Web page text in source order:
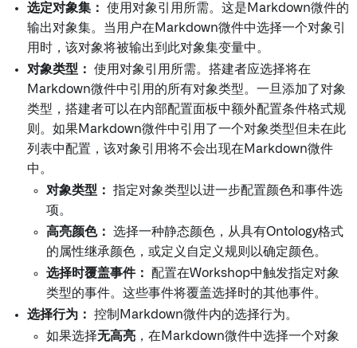
选定对象集：
使用对象引用所需。这是Markdown微件的
输出对象集。当用户在Markdown微件中选择一个对象引
用时，该对象将被输出到此对象集变量中。
对象类型：
使用对象引用所需。搭建者应选择将在
Markdown微件中引用的所有对象类型。一旦添加了对象
类型，搭建者可以在内部配置面板中额外配置条件格式规
则。如果Markdown微件中引用了一个对象类型但未在此
列表中配置，该对象引用将不会出现在Markdown微件
中。
对象类型：
指定对象类型以进一步配置颜色和事件选
项。
高亮颜色：
选择一种静态颜色，从具有Ontology格式
的属性继承颜色，或定义自定义规则以确定颜色。
选择时覆盖事件：
配置在Workshop中触发指定对象
类型的事件。这些事件将覆盖选择时的其他事件。
选择行为：
控制Markdown微件内的选择行为。
如果选择无高亮 ，在Markdown微件中选择一个对象